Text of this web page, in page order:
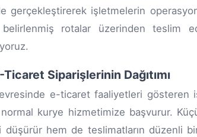
gerçekleştirerek işletmelerin
belirlenmiş rotalar üzerinden teslim
Siparişlerinin Dağıtımı
e-ticaret faaliyetleri
kurye hizmetimize başvurur.
hem de teslimatların düzenli